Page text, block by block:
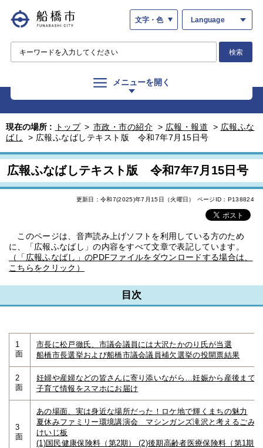
文字・色 Language
検索
メニューを開く
現在の場所 : トップ > 市政・市の紹介 > 広報・報道 > 広報ふな
ばし
> 広報ふなばしテキスト版 令和7年7月15日号
広報ふなばしテキスト版 令和7年7月15日号
更新日：令和7(2025)年7月15日（火曜日） ページID：P138824
このページは、音声読み上げソフトを利用している方のため
に、「広報ふなばし」の内容をすべて文章で表記しています。
（「広報ふなばし」のPDFファイルをダウンロードする場合は、
こちらをクリック）
目次
1
面
市長に松戸徹氏、市議会議員には大沢たかのり氏が当選
船橋市長選挙および船橋市議会議員補欠選挙の投開票結果
2
面
妊婦や産婦などの皆さんに寄り添いながら…妊娠から産後まで
子育て情報をスマホにお届け
3
面
あの場面、実は身近な場所だった！ロケ地で輝くまちの魅力
夏休みファミリー環境講演会 マシンガンズ滝沢と考えるごみ
けいじ板
(1)国民健康保険料（第2期） (2)後期高齢者医療保険料（第1期